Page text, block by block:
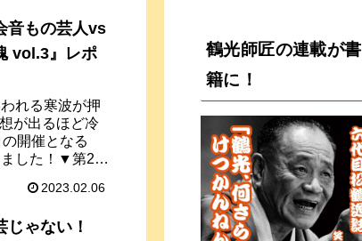
音もの芸人vs
vol.3』レポ
れる寒波が押
が出るほど冷
開催となる
ました！▼第2回
2023.02.06
じゃない！
鶴光師匠の連載が書
籍に！